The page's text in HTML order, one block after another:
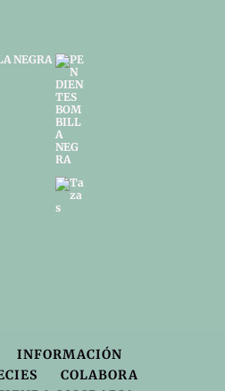
NEGRA
INFORMACIÓN
COLABORA